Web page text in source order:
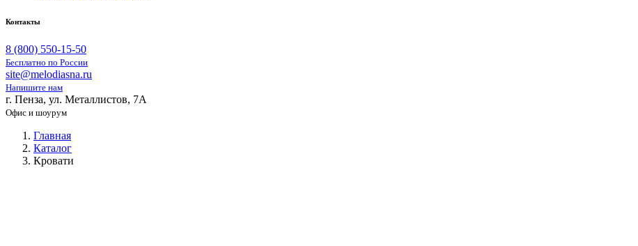
Контакты
8 (800) 550-15-50
Бесплатно по России
site@melodiasna.ru
Напишите нам
г. Пенза, ул. Металлистов, 7А
Офис и шоурум
Главная
Каталог
Кровати